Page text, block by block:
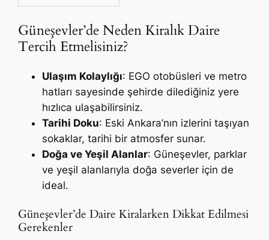
Güneşevler’de Neden Kiralık Daire
Tercih Etmelisiniz?
Ulaşım Kolaylığı: EGO otobüsleri ve metro
hatları sayesinde şehirde dilediğiniz yere
hızlıca ulaşabilirsiniz.
Tarihi Doku: Eski Ankara’nın izlerini taşıyan
sokaklar, tarihi bir atmosfer sunar.
Doğa ve Yeşil Alanlar: Güneşevler, parklar
ve yeşil alanlarıyla doğa severler için de
ideal.
Güneşevler’de Daire Kiralarken Dikkat Edilmesi
Gerekenler